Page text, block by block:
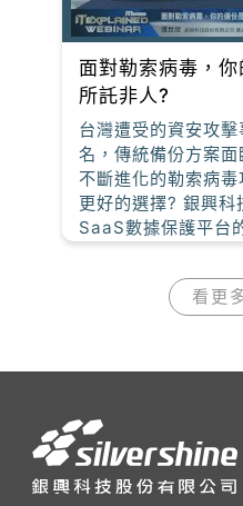
面對勒索病毒，
所託非人?
台灣遭受的資安攻
名，傳統備份方案
不斷進化的勒索病
更好的選擇? 銀興
SaaS數據保護平台
看更